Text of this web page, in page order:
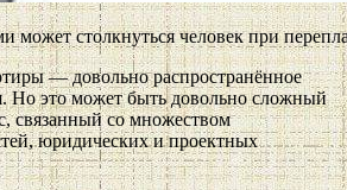
может столкнуться человек при
— довольно распространённое
Но это может быть довольно сложный
связанный со множеством
юридических и проектных